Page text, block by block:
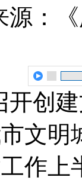
源：
开创
文明
作